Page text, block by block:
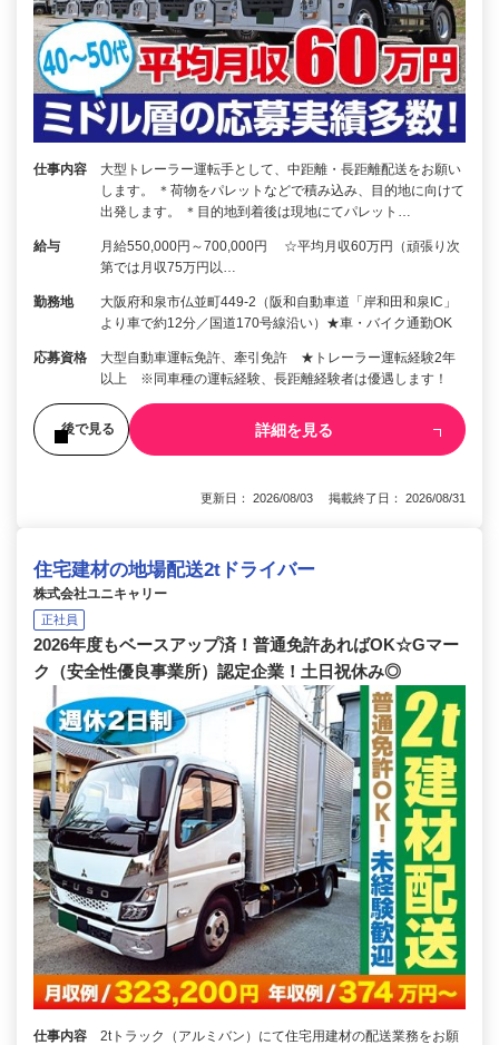
仕事内容
大型トレーラー運転手として、中距離・長距離配送をお願い
します。 ＊荷物をパレットなどで積み込み、目的地に向けて
出発します。 ＊目的地到着後は現地にてパレット…
給与
月給550,000円～700,000円 ☆平均月収60万円（頑張り次
第では月収75万円以…
勤務地
大阪府和泉市仏並町449-2（阪和自動車道「岸和田和泉IC」
より車で約12分／国道170号線沿い）★車・バイク通勤OK
応募資格
大型自動車運転免許、牽引免許 ★トレーラー運転経験2年
以上 ※同車種の運転経験、長距離経験者は優遇します！
後で見る 詳細を見る
更新日： 2026/08/03 掲載終了日： 2026/08/31
住宅建材の地場配送2tドライバー
株式会社ユニキャリー
正社員
2026年度もベースアップ済！普通免許あればOK☆Gマー
ク（安全性優良事業所）認定企業！土日祝休み◎
仕事内容
2tトラック（アルミバン）にて住宅用建材の配送業務をお願